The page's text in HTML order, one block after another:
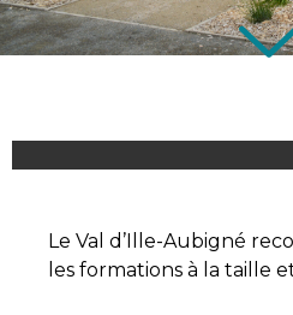
Le Val d’Ille-Aubigné
les formations à la taille